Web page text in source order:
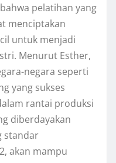
pelatihan yang
menciptakan
untuk menjadi
Menurut Esther,
negara seperti
yang sukses
rantai produksi
diberdayakan
standar
akan mampu